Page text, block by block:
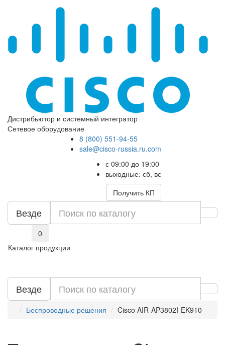
Дистрибьютор и системный интегратор
Сетевое оборудование
8 (800) 551-94-55
sale@cisco-russia.ru.com
с 09:00 до 19:00
выходные: сб, вс
Получить КП
Везде
0
Каталог продукции
Везде
Беспроводные решения Cisco AIR-AP3802I-EK910